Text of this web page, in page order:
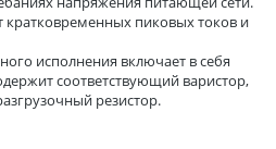
пиковых токов и
исполнения включает в себя
соответствующий варистор,
резистор.